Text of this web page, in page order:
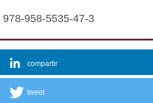
978-958-5535-47-3
compartir
tweet